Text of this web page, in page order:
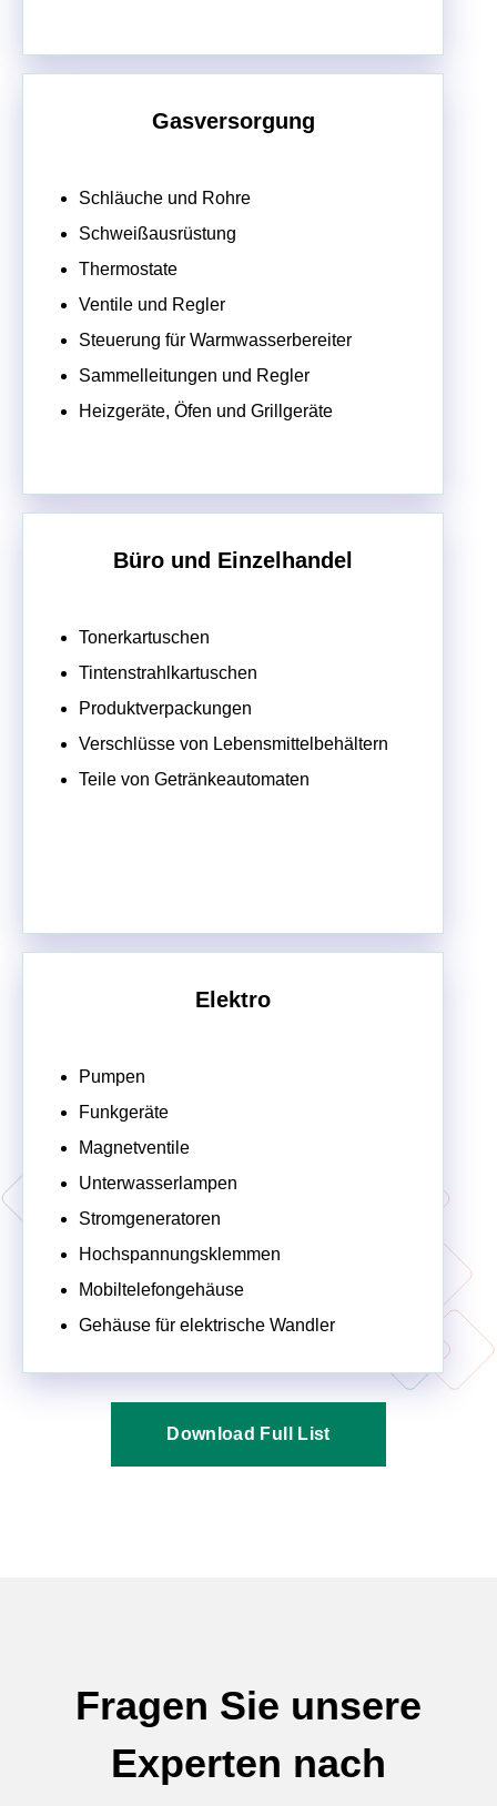
Gasversorgung
Schläuche und Rohre
Schweißausrüstung
Thermostate
Ventile und Regler
Steuerung für Warmwasserbereiter
Sammelleitungen und Regler
Heizgeräte, Öfen und Grillgeräte
Büro und Einzelhandel
Tonerkartuschen
Tintenstrahlkartuschen
Produktverpackungen
Verschlüsse von Lebensmittelbehältern
Teile von Getränkeautomaten
Elektro
Pumpen
Funkgeräte
Magnetventile
Unterwasserlampen
Stromgeneratoren
Hochspannungsklemmen
Mobiltelefongehäuse
Gehäuse für elektrische Wandler
Download Full List
Fragen Sie unsere
Experten nach